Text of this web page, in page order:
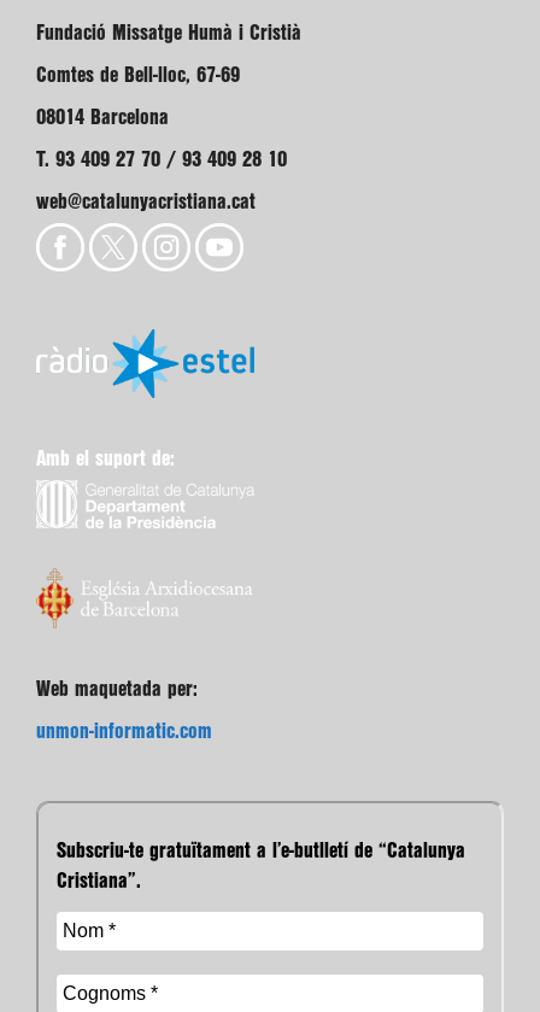
Fundació Missatge Humà i Cristià
Comtes de Bell-lloc, 67-69
08014 Barcelona
T. 93 409 27 70 / 93 409 28 10
web@catalunyacristiana.cat
Amb el suport de:
Web maquetada per:
unmon-informatic.com
Subscriu-te gratuïtament a l’e-butlletí de “Catalunya
Cristiana”.